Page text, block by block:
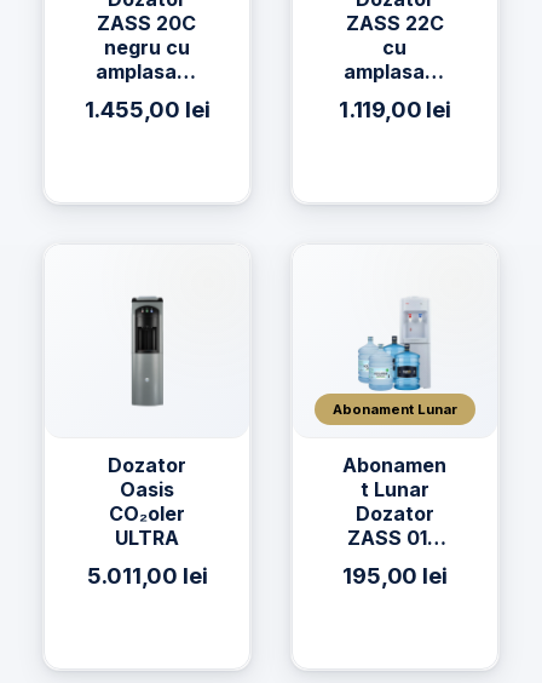
ZASS 20C
negru cu
amplasare
la baza si
1.455,00 lei
ZASS 22C
cu
amplasare
a bidonului
la baza si
1.119,00 lei
Dozator
Oasis
CO₂oler
ULTRA
5.011,00 lei
Abonament Lunar
Abonamen
t Lunar
Dozator
ZASS 01C
h2on 19L +
195,00 lei